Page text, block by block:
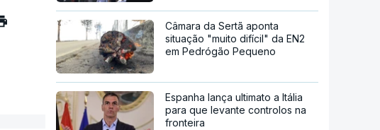
Câmara da Sertã aponta
situação "muito difícil" da EN2
em Pedrógão Pequeno
Espanha lança ultimato a Itália
para que levante controlos na
fronteira